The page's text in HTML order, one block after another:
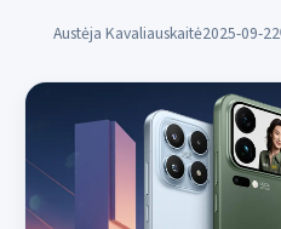
Austėja Kavaliauskaitė2025-09-22